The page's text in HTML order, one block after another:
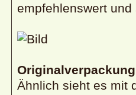
empfehlenswert
Originalverpackung
Ähnlich sieht es mit